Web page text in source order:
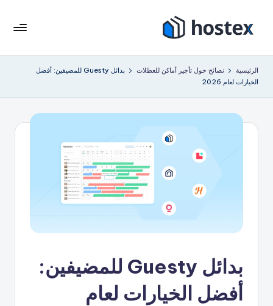
التجاوز
المحتوى
ست
ك
عطلتك
الآلي
باستخدام
الرئيسية نصائح حول تأجير أماكن للعطلات
بدائل Guesty للمضيفين: أفضل
الخيارات لعام 2026
بدائل Guesty للمضيفين:
أفضل الخيارات لعام